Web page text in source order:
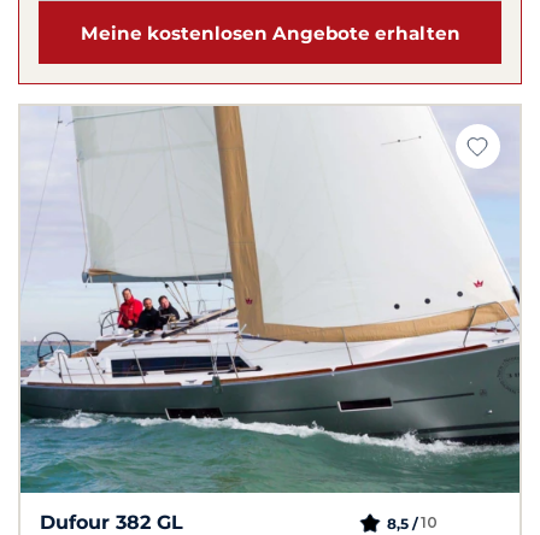
Meine kostenlosen Angebote erhalten
Dufour 382 GL 8,5 /10